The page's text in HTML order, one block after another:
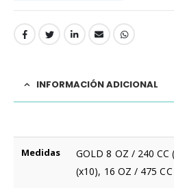
INFORMACIÓN ADICIONAL
Medidas
GOLD 8 OZ / 240 CC
(x10), 16 OZ / 475